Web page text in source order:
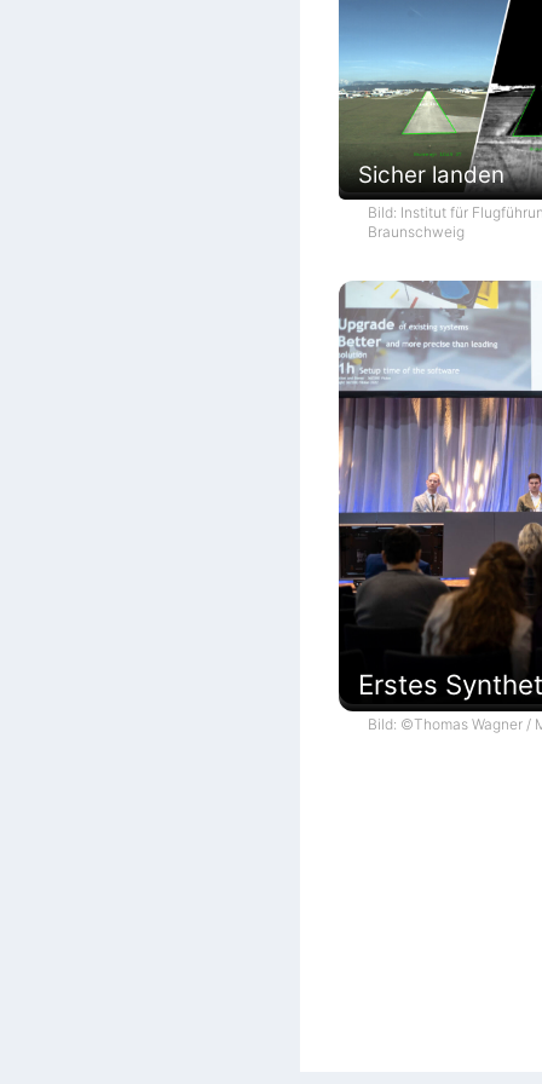
Sicher landen
Bild: Institut für
Braunschweig
Erstes
Bild: ©Thomas Wagner /